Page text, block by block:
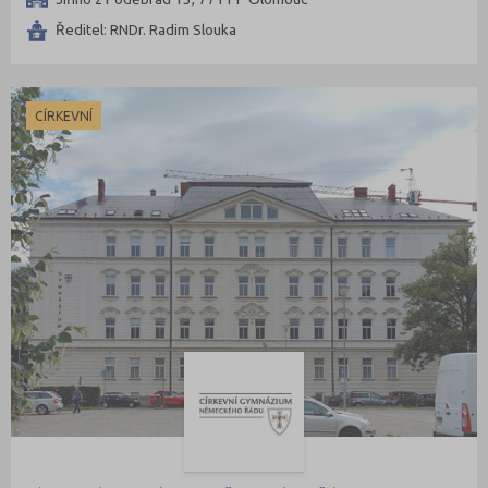
Přerov (6)
Rakovník (3)
Rokycany (1)
Rychnov nad Kněžnou (4)
Semily (5)
Sokolov (3)
Strakonice (4)
Svitavy (7)
Šumperk (5)
Tábor (8)
Tachov (4)
Ředitel: RNDr. Radim Slouka
CÍRKEVNÍ